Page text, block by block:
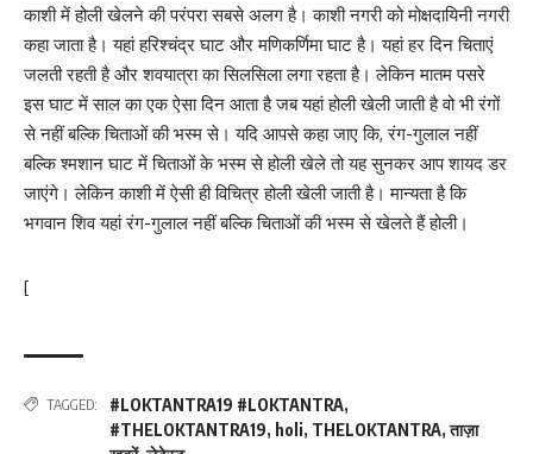
काशी में होली खेलने की परंपरा सबसे अलग है। काशी नगरी को मोक्षदायिनी नगरी
कहा जाता है। यहां हरिश्चंद्र घाट और मणिकर्णिमा घाट है। यहां हर दिन चिताएं
जलती रहती है और शवयात्रा का सिलसिला लगा रहता है। लेकिन मातम पसरे
इस घाट में साल का एक ऐसा दिन आता है जब यहां होली खेली जाती है वो भी रंगों
से नहीं बल्कि चिताओं की भस्म से। यदि आपसे कहा जाए कि, रंग-गुलाल नहीं
बल्कि श्मशान घाट में चिताओं के भस्म से होली खेले तो यह सुनकर आप शायद डर
जाएंगे। लेकिन काशी में ऐसी ही विचित्र होली खेली जाती है। मान्यता है कि
भगवान शिव यहां रंग-गुलाल नहीं बल्कि चिताओं की भस्म से खेलते हैं होली।
[
TAGGED: #LOKTANTRA19 #LOKTANTRA,
#THELOKTANTRA19, holi, THELOKTANTRA,ताज़ा